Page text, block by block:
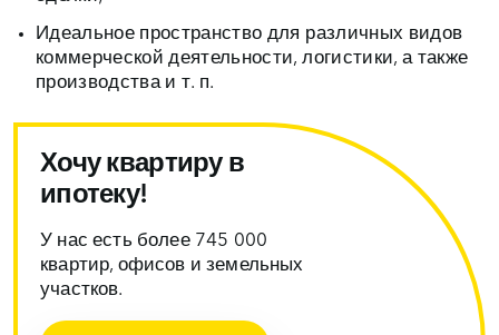
Идеальное пространство для различных видов
коммерческой деятельности, логистики, а также
производства и т. п.
Хочу квартиру в
ипотеку!
У нас есть более 745 000
квартир, офисов и земельных
участков.